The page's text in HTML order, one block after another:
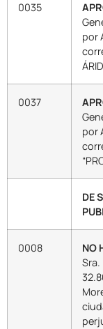
0035
por
0037
por
DE
0008 NO
Sra.